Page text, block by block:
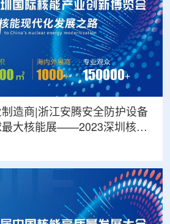
造商|浙江安腾安全防护设备
最大核能展——2023深圳核博